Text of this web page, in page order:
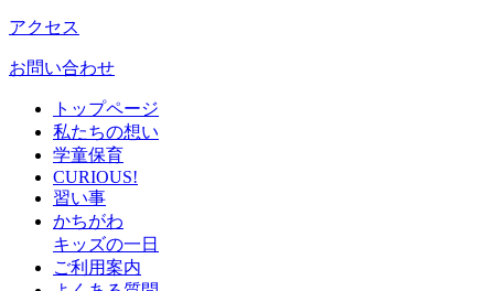
アクセス
お問い合わせ
トップページ
私たちの想い
学童保育
CURIOUS!
習い事
かちがわ
キッズの一日
ご利用案内